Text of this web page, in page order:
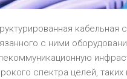
кабельная
с ними
спектра целей,